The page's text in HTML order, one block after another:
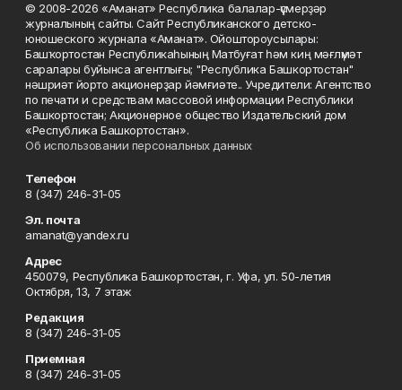
© 2008-2026 «Аманат» Республика балалар-үҫмерҙәр
журналының сайты. Сайт Республиканского детско-
юношеского журнала «Аманат». Ойоштороусылары:
Башҡортостан Республикаһының Матбуғат һәм киң мәғлүмәт
саралары буйынса агентлығы; "Республика Башкортостан"
нәшриәт йорто акционерҙар йәмғиәте.. Учредители: Агентство
по печати и средствам массовой информации Республики
Башкортостан; Акционерное общество Издательский дом
«Республика Башкортостан».
Об использовании персональных данных
Телефон
8 (347) 246-31-05
Эл. почта
amanat@yandex.ru
Адрес
450079, Республика Башкортостан, г. Уфа, ул. 50-летия
Октября, 13, 7 этаж
Редакция
8 (347) 246-31-05
Приемная
8 (347) 246-31-05